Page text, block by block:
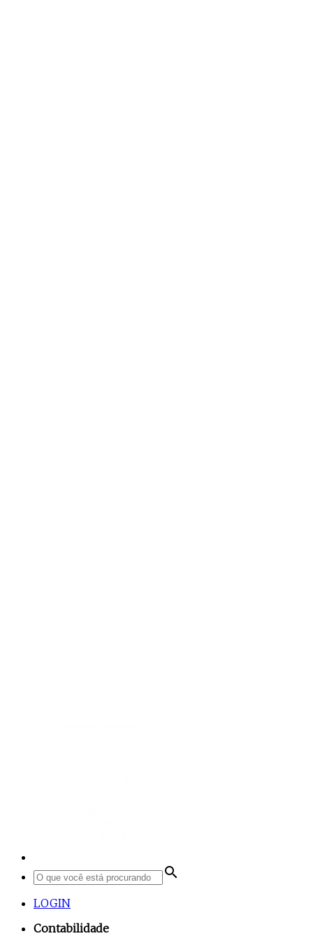
search
LOGIN
Contabilidade